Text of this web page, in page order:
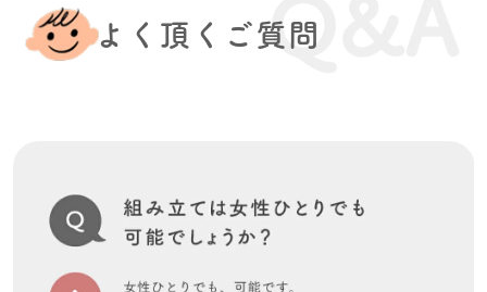
よく頂くご質問